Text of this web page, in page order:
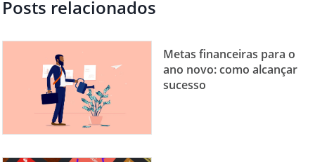
Posts relacionados
Metas financeiras para o
ano novo: como alcançar
sucesso